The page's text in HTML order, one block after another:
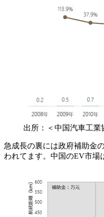
出所：＜中国汽車工業
急成長の裏には政府補助金
われてます。中国のEV市場